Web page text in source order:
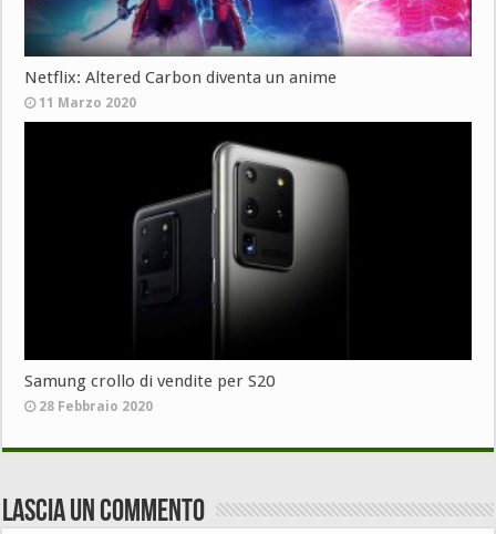
Netflix: Altered Carbon diventa un anime
11 Marzo 2020
Samung crollo di vendite per S20
28 Febbraio 2020
Lascia un commento